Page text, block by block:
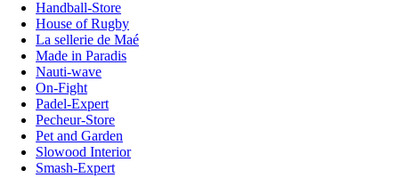
Handball-Store
House of Rugby
La sellerie de Maé
Made in Paradis
Nauti-wave
On-Fight
Padel-Expert
Pecheur-Store
Pet and Garden
Slowood Interior
Smash-Expert